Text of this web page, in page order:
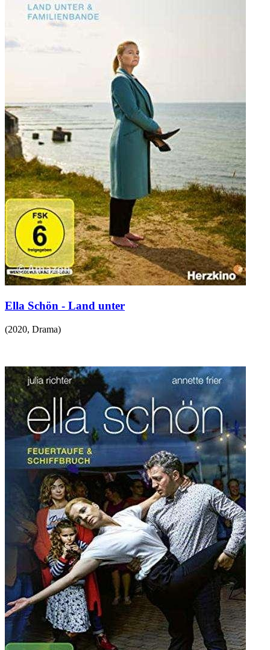
Ella Schön - Land unter
(2020, Drama)